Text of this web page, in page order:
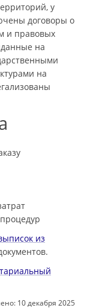
у
договоры о
и правовых
на
на
из
10 декабря 2025